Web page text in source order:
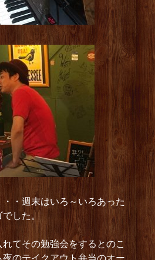
・週末はいろ～いろあった
した。
てその勉強会をするとのこ
のテイクアウト弁当のオー